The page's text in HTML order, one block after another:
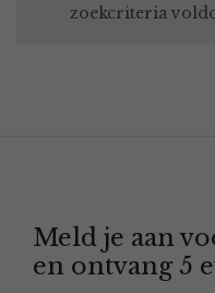
zoekcriteria
Meld je aan
en ontvang 5